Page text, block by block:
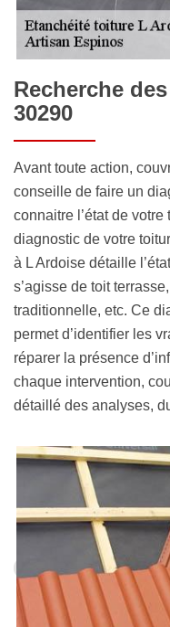
Recherche
30290
Avant toute action,
conseille de faire un
connaitre l’état de
diagnostic de votre
à L Ardoise détaille
s’agisse de toit
traditionnelle, etc. Ce
permet d’identifier les
réparer la présence
chaque intervention,
détaillé des analyses,